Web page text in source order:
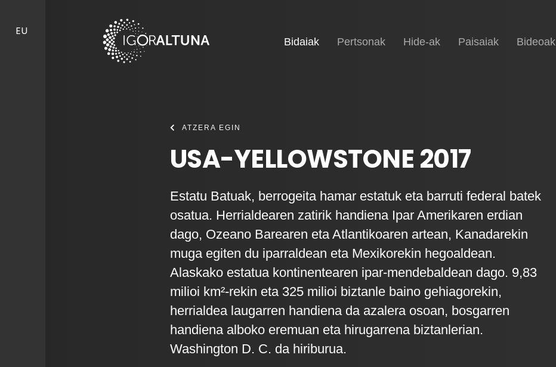
EU
Hasiera
Bidaiak(current)
Pertsonak Hide-ak Paisaiak Bideoak
ATZERA EGIN
USA-YELLOWSTONE 2017
Estatu Batuak, berrogeita hamar estatuk eta barruti federal batek
osatua. Herrialdearen zatirik handiena Ipar Amerikaren erdian
dago, Ozeano Barearen eta Atlantikoaren artean, Kanadarekin
muga egiten du iparraldean eta Mexikorekin hegoaldean.
Alaskako estatua kontinentearen ipar-mendebaldean dago. 9,83
milioi km²-rekin eta 325 milioi biztanle baino gehiagorekin,
herrialdea laugarren handiena da azalera osoan, bosgarren
handiena alboko eremuan eta hirugarrena biztanlerian.
Washington D. C. da hiriburua.